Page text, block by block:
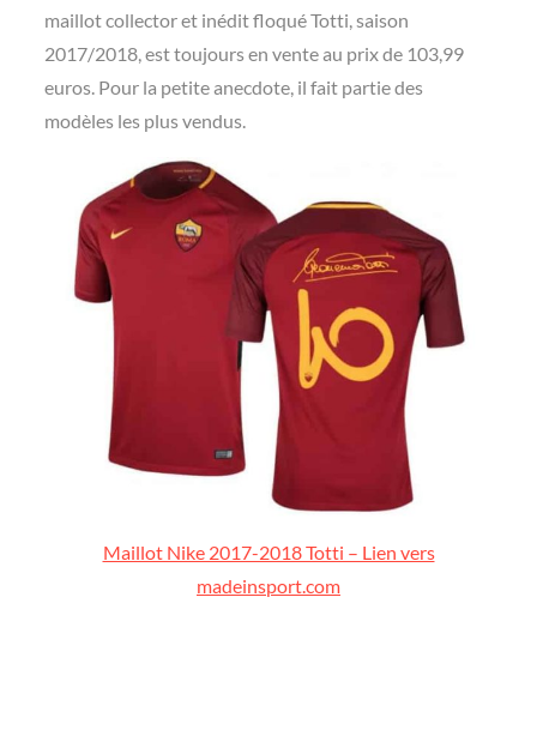
maillot collector et inédit floqué Totti, saison
2017/2018, est toujours en vente au prix de 103,99
euros. Pour la petite anecdote, il fait partie des
modèles les plus vendus.
Maillot Nike 2017-2018 Totti – Lien vers
madeinsport.com